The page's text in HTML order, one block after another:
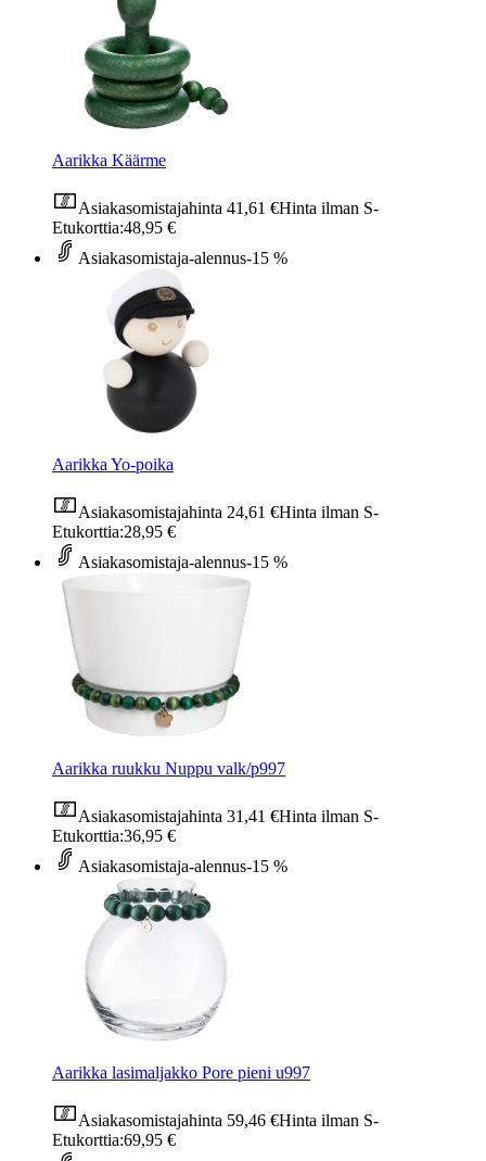
Aarikka Käärme
Asiakasomistajahinta 41,61 €Hinta ilman S-
Etukorttia:48,95 €
Asiakasomistaja-alennus-15 %
Aarikka Yo-poika
Asiakasomistajahinta 24,61 €Hinta ilman S-
Etukorttia:28,95 €
Asiakasomistaja-alennus-15 %
Aarikka ruukku Nuppu valk/p997
Asiakasomistajahinta 31,41 €Hinta ilman S-
Etukorttia:36,95 €
Asiakasomistaja-alennus-15 %
Aarikka lasimaljakko Pore pieni u997
Asiakasomistajahinta 59,46 €Hinta ilman S-
Etukorttia:69,95 €